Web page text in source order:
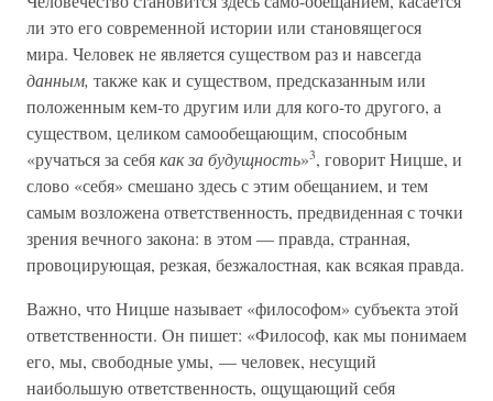
ли это его современной истории или становящегося
мира. Человек не является существом раз и навсегда
данным, также как и существом, предсказанным или
положенным кем-то другим или для кого-то другого, а
существом, целиком самообещающим, способным
«ручаться за себякак за будущность»3, говорит Ницше, и
слово «себя» смешано здесь с этим обещанием, и тем
самым возложена ответственность, предвиденная с точки
зрения вечного закона: в этом — правда, странная,
провоцирующая, резкая, безжалостная, как всякая правда.
Важно, что Ницше называет «философом» субъекта этой
ответственности. Он пишет: «Философ, как мы понимаем
его, мы, свободные умы, — человек, несущий
наибольшую ответственность, ощущающий себя